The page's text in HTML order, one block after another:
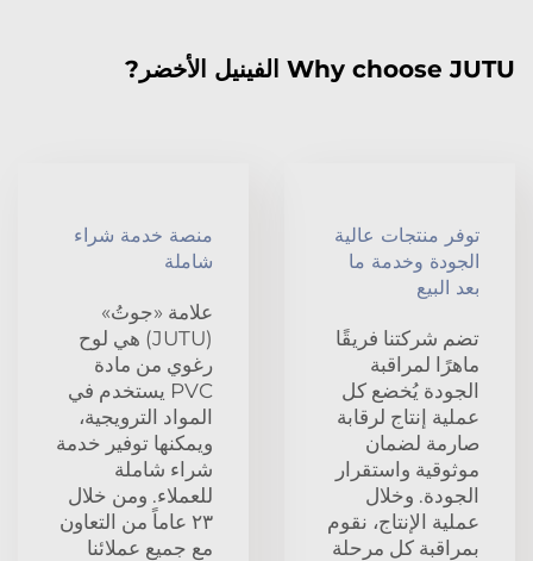
Why choose JUTU الفينيل الأخضر?
توفر منتجات عالية
الجودة وخدمة ما
بعد البيع
تضم شركتنا فريقًا
ماهرًا لمراقبة
الجودة يُخضع كل
عملية إنتاج لرقابة
صارمة لضمان
موثوقية واستقرار
الجودة. وخلال
عملية الإنتاج، نقوم
بمراقبة كل مرحلة
منصة خدمة شراء
شاملة
علامة «جوتُ»
(JUTU) هي لوح
رغوي من مادة
PVC يستخدم في
المواد الترويجية،
ويمكنها توفير خدمة
شراء شاملة
للعملاء. ومن خلال
٢٣ عاماً من التعاون
مع جميع عملائنا